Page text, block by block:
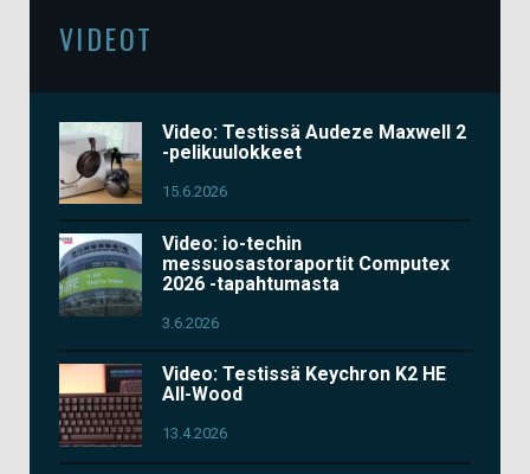
VIDEOT
Video: Testissä Audeze Maxwell 2
-pelikuulokkeet
15.6.2026
Video: io-techin
messuosastoraportit Computex
2026 -tapahtumasta
3.6.2026
Video: Testissä Keychron K2 HE
All-Wood
13.4.2026